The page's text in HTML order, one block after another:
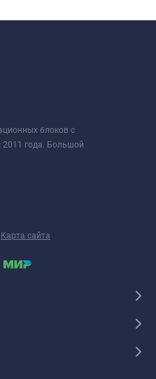
блоков с
2011 года. Большой
Карта сайта